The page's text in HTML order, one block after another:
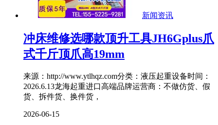
新闻资讯
冲床维修选哪款顶升工具JH6Gplus爪
式千斤顶爪高19mm
来源：http://www.ytlhqz.com分类：液压起重设备时间：
2026.6.13龙海起重进口高端品牌运营商：不做仿货、假
货、拆件货、换件货，
2026-06-15